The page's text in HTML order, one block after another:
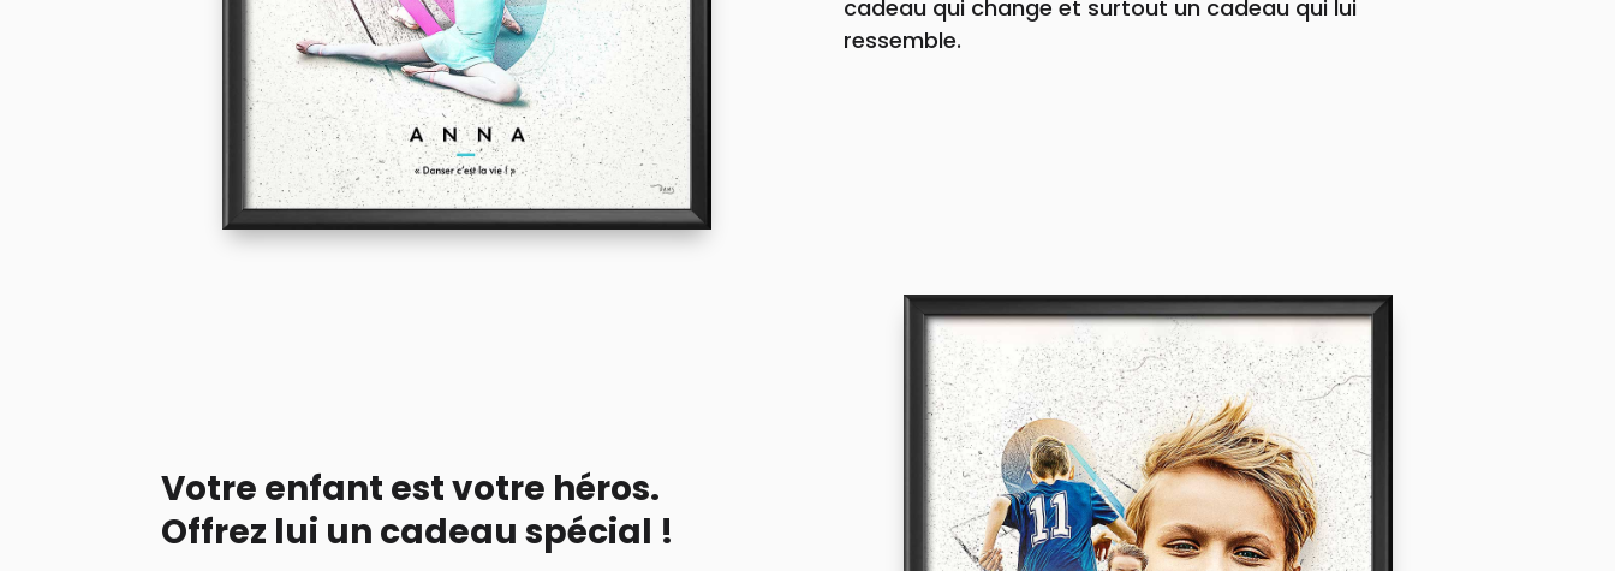
cadeau qui change et surtout un cadeau qui lui
ressemble.
Votre enfant est votre héros.
Offrez lui un cadeau spécial !